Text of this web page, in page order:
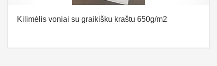
Kilimėlis voniai su graikišku kraštu 650g/m2